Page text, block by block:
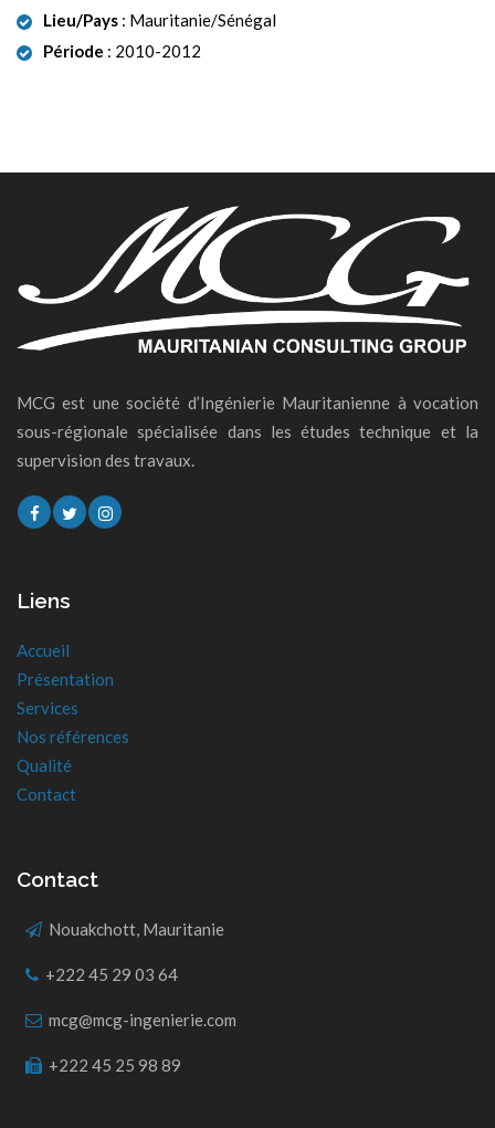
Lieu/Pays : Mauritanie/Sénégal
Période : 2010-2012
MCG est une société d’Ingénierie Mauritanienne à vocation
sous-régionale spécialisée dans les études technique et la
supervision des travaux.
Liens
Accueil
Présentation
Services
Nos références
Qualité
Contact
Contact
Nouakchott, Mauritanie
+222 45 29 03 64
mcg@mcg-ingenierie.com
+222 45 25 98 89